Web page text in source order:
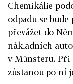
Chemikálie
odpadu se
převážet do
nákladních
v Münsteru. Při
zůstanou po ní